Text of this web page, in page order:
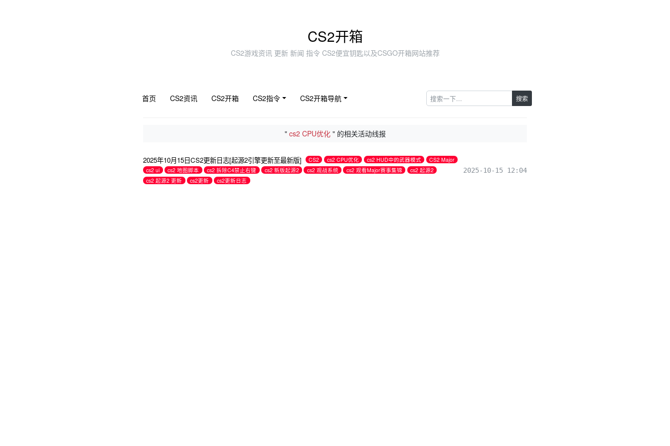
CS2开箱
CS2游戏资讯 更新 新闻 指令 CS2便宜钥匙以及CSGO开箱网站推荐
首页 CS2资讯 CS2开箱 CS2指令 CS2开箱导航 搜索
"cs2 CPU优化 " 的相关活动线报
2025年10月15日CS2更新日志[起源2引擎更新至最新版] CS2 cs2 CPU优化 cs2 HUD中的武器模式
CS2 Major
cs2 ui
cs2 地图脚本 cs2 拆除C4禁止右键 cs2 新版起源2 cs2 观战系统 cs2 观看Major赛事集锦
cs2 起源2
cs2 起源2 更新
cs2更新 cs2更新日志
2025-10-15 12:04